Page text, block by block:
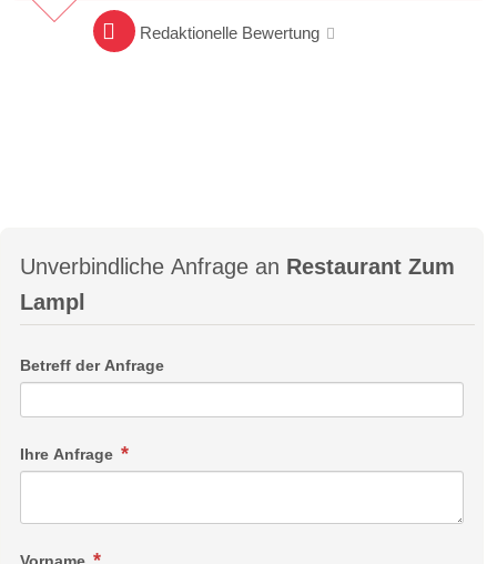
Redaktionelle Bewertung
Unverbindliche Anfrage an Restaurant Zum
Lampl
Betreff der Anfrage
Ihre Anfrage